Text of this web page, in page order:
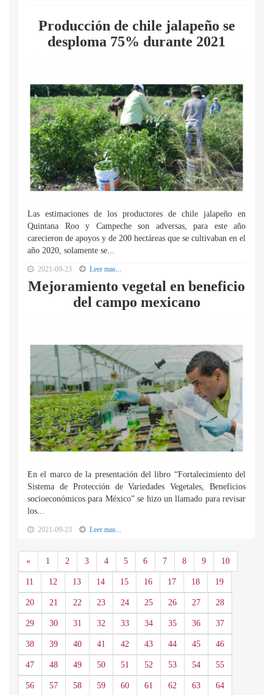
Producción de chile jalapeño se
desploma 75% durante 2021
Las estimaciones de los productores de chile jalapeño en
Quintana Roo y Campeche son adversas, para este año
carecieron de apoyos y de 200 hectáreas que se cultivaban en el
año 2020, solamente se...
2021-09-23 Leer mas...
Mejoramiento vegetal en beneficio
del campo mexicano
En el marco de la presentación del libro “Fortalecimiento del
Sistema de Protección de Variedades Vegetales, Beneficios
socioeconómicos para México” se hizo un llamado para revisar
los...
2021-09-23 Leer mas...
«Anterior
1 2 3 4 5 6 7 8 9 10
11 12 13 14 15 16 17 18 19
20 21 22 23 24 25 26 27 28
29 30 31 32 33 34 35 36 37
38 39 40 41 42 43 44 45 46
47 48 49 50 51 52 53 54 55
56 57 58 59 60 61 62 63 64